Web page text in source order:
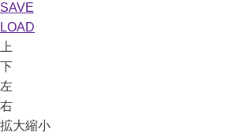
SAVE
LOAD
上
下
左
右
拡大縮小